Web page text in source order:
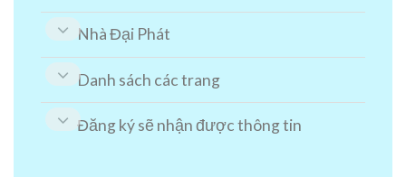
Nhà Đại Phát
Danh sách các trang
Đăng ký sẽ nhận được thông tin